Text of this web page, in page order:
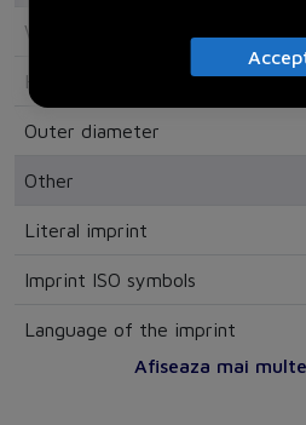
Width
Height
Outer diameter
Other
Literal imprint
Imprint ISO symbols
Language of the imprint
Afiseaza mai